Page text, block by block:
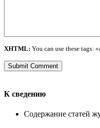
XHTML: You can use these tags:
К сведению
Содержание статей